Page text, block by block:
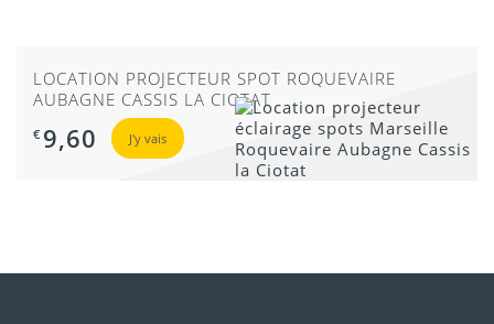
LOCATION PROJECTEUR SPOT ROQUEVAIRE
AUBAGNE CASSIS LA CIOTAT
€ 9,60 J'y vais